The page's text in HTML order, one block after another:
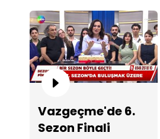
Vazgeçme'de 6.
Sezon Finali